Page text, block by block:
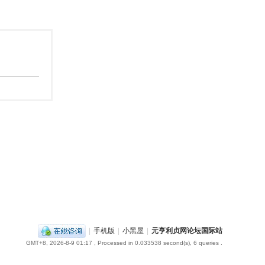
| 手机版 | 小黑屋 | 元亨利贞网论坛国际站
GMT+8, 2026-8-9 01:17 , Processed in 0.033538 second(s), 6 queries .